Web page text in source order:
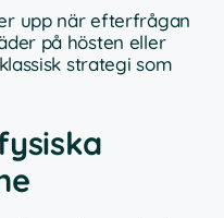
upp när efterfrågan
på hösten eller
strategi som